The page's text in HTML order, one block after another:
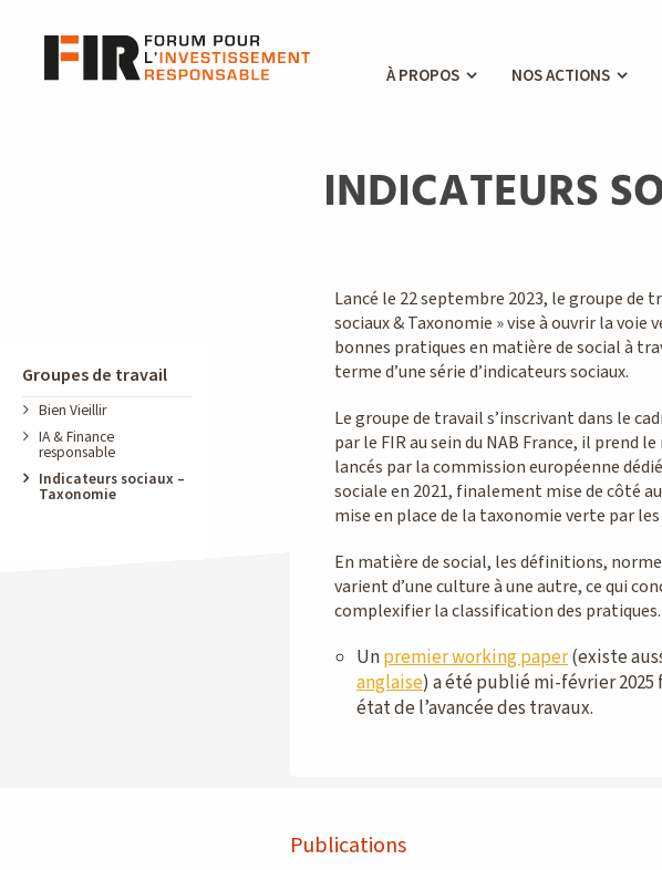
À PROPOS NOS ACTIONS
INDICATEURS
Lancé le 22 septembre 2023, le groupe de
sociaux & Taxonomie » vise à ouvrir la voie
bonnes pratiques en matière de social à
terme d’une série d’indicateurs sociaux.
Le groupe de travail s’inscrivant dans le
par le FIR au sein du NAB France, il prend
lancés par la commission européenne
sociale en 2021, finalement mise de côté
mise en place de la taxonomie verte par
En matière de social, les définitions,
varient d’une culture à une autre, ce qui
complexifier la classification des pratiques.
Unpremier working paper(existe
anglaise) a été publié mi-février
état de l’avancée des travaux.
Groupes de travail
Bien Vieillir
IA & Finance
responsable
Indicateurs sociaux –
Taxonomie
Publications